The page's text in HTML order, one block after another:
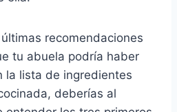
recomendaciones
tu abuela podría haber
la lista de ingredientes
deberías al